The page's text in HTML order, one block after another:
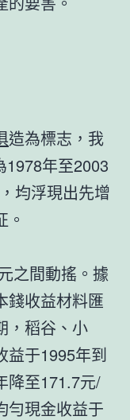
造為標志，我
年至2003
均浮現出先增
之間動搖。據
錢收益材料匯
，稻谷、小
益于1995年到
降至171.7元/
勻現金收益于